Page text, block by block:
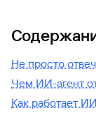
Не просто
Чем ИИ-агент
Как работает